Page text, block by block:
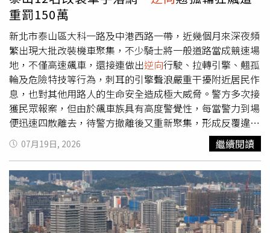
燈左轉，隨即鳴笛上前包夾圍捕，當場將其二度逮捕歸案，
全案警詢後依竊盜罪嫌移送臺灣新北地方檢察署偵辦。警方
清查，李嫌涉及多項交通違規，其中無照駕駛計4次，合計
裁罰15萬元；另有闖紅燈1800元、逆向行駛900元、牌照吊
扣期間行駛3600元等違規，合計裁處罰鍰新臺幣15萬6300
元。三峽分局呼籲，民眾停放車輛後務必養成熄火、拔除鑰
匙及確認上鎖之習慣，切勿因一時疏忽而給予不法分子可乘
之機。三峽分局也將持續加強竊盜案件查緝及巡邏勤務，全
力維護轄區治安與民眾財產安全。
重罰150萬
新北市泰山區大科一路及中港西路一帶，近幾個月來深夜頻
繁出現大批改裝機車聚集，不少騎士將一般道路當成競速場
地，不僅高速飆車，還接連做出逆向行駛、拉轉引擎、翹孤
輪及危險特技等行為，刺耳的引擎聲浪嚴重干擾附近居民作
息，也對其他用路人的生命安全造成極大威脅。警方多次接
獲民眾報案，但由於飆車族具有高度警覺性，每當警力到場
便迅速四散離去，待警方撤離後又重新聚集，形成反覆違法
的情況。警方為徹底遏止這股危險飆車歪風，隨即成立專案
小組，透過監視器畫面、網路情資及相關影像蒐證，逐步掌
握涉案成員身分及聚集模式。調查發現，部分車輛不僅非法
改裝排氣管製造巨大噪音，還涉嫌使用變造車牌、遮蔽車
牌，甚至刻意配戴口罩掩飾身分，以規避警方查緝。經過長
時間蒐證後，警方於本月初同步前往雙北及桃園等地執行拘
提行動，成功逮捕邱姓等12名涉案嫌犯，並查扣3輛涉嫌非
07月19日, 2026 繼續閱讀